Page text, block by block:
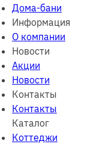
Дома-бани
Информация
О компании
Новости
Акции
Новости
Контакты
Контакты
Каталог
Коттеджи